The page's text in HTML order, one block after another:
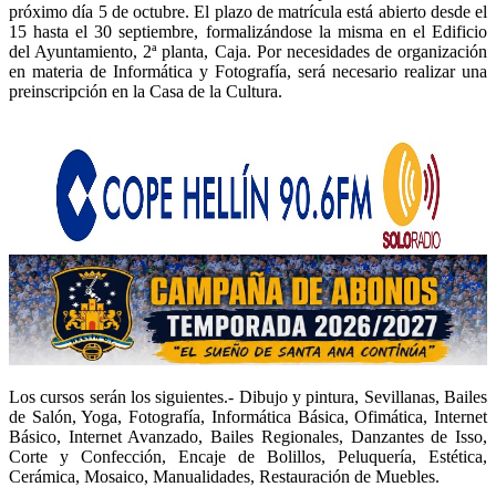
próximo día 5 de octubre. El plazo de matrícula está abierto desde el
15 hasta el 30 septiembre, formalizándose la misma en el Edificio
del Ayuntamiento, 2ª planta, Caja. Por necesidades de organización
en materia de Informática y Fotografía, será necesario realizar una
preinscripción en la Casa de la Cultura.
Los cursos serán los siguientes.- Dibujo y pintura, Sevillanas, Bailes
de Salón, Yoga, Fotografía, Informática Básica, Ofimática, Internet
Básico, Internet Avanzado, Bailes Regionales, Danzantes de Isso,
Corte y Confección, Encaje de Bolillos, Peluquería, Estética,
Cerámica, Mosaico, Manualidades, Restauración de Muebles.